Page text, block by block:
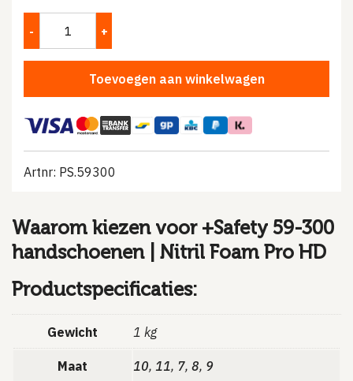
Toevoegen aan winkelwagen
Artnr: PS.59300
Waarom kiezen voor +Safety 59-300
handschoenen | Nitril Foam Pro HD
Productspecificaties:
Gewicht 1 kg
Maat 10, 11, 7, 8, 9